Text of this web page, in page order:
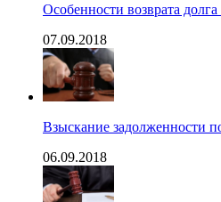
Особенности возврата
07.09.2018
Взыскание задолженности
06.09.2018